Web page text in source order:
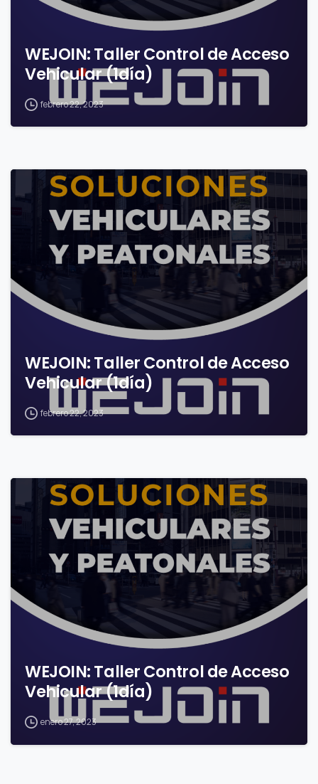
WEJOIN: Taller Control de Acceso
Vehicular (1día)
febrero 22, 2023
WEJOIN: Taller Control de Acceso
Vehicular (1día)
febrero 22, 2023
WEJOIN: Taller Control de Acceso
Vehicular (1día)
enero 27, 2023